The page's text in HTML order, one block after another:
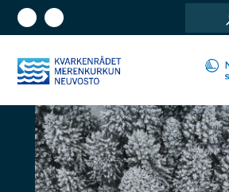
efter: